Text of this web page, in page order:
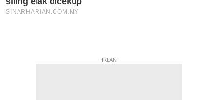
- IKLAN -